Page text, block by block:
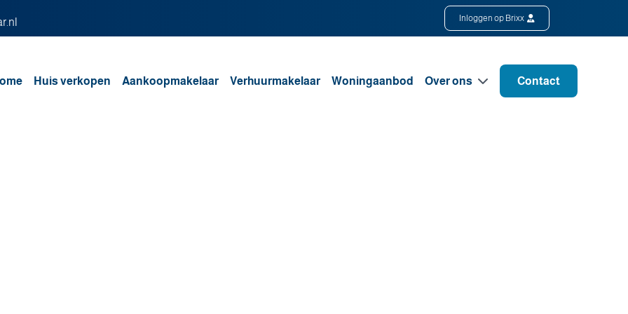
Inloggen op Brixx
Huis verkopen Aankoopmakelaar Verhuurmakelaar Woningaanbod Over ons Contact